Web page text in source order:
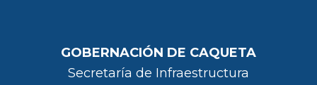
GOBERNACIÓN DE CAQUETA
Secretaría de Infraestructura